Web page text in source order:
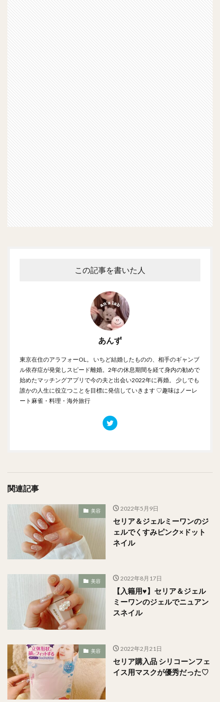
この記事を書いた人
あんず
東京在住のアラフォーOL。 いちど結婚したものの、相手のギャンブ
ル依存症が発覚しスピード離婚。2年の休息期間を経て身内の勧めで
始めたマッチングアプリで今の夫と出会い2022年に再婚。 少しでも
誰かの人生に役立つことを目標に発信していきます ♡趣味はノーレ
ート麻雀・料理・海外旅行
関連記事
美容 2022年5月9日
セリア＆ジェルミーワンのジ
ェルでくすみピンク×ドット
ネイル
美容 2022年8月17日
【入籍用♥︎】セリア＆ジェル
ミーワンのジェルでニュアン
スネイル
美容 2022年2月21日
セリア購入品 シリコーンフェ
イス用マスクが優秀だった♡